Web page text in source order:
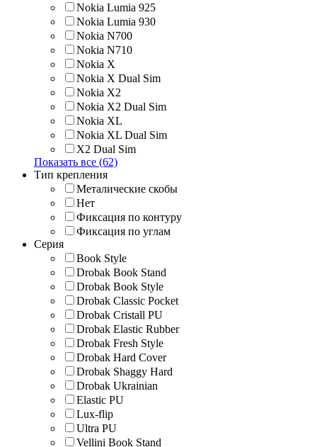
Nokia Lumia 925
Nokia Lumia 930
Nokia N700
Nokia N710
Nokia X
Nokia X Dual Sim
Nokia X2
Nokia X2 Dual Sim
Nokia XL
Nokia XL Dual Sim
X2 Dual Sim
Показать все (62)
Тип крепления
Металические скобы
Нет
Фиксация по контуру
Фиксация по углам
Серия
Book Style
Drobak Book Stand
Drobak Book Style
Drobak Classic Pocket
Drobak Cristall PU
Drobak Elastic Rubber
Drobak Fresh Style
Drobak Hard Cover
Drobak Shaggy Hard
Drobak Ukrainian
Elastic PU
Lux-flip
Ultra PU
Vellini Book Stand